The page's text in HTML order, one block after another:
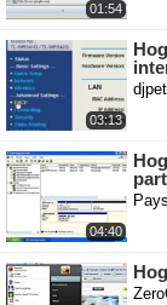
01:54
03:13
04:40